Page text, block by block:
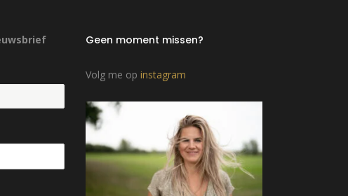
Geen moment missen?
Volg me op instagram